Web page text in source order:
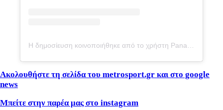
Ακολουθήστε τη σελίδα του metrosport.gr και στο google
news
Μπείτε στην παρέα μας στο instagram